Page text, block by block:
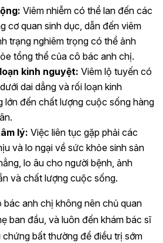
Viêm nhiễm có thể lan đến các
cơ quan sinh dục, dẫn đến viêm
trạng nghiêm trọng có thể ảnh
tổng thể của cô bác anh chị.
kinh nguyệt: Viêm lộ tuyến có
dai dẳng và rối loạn kinh
lớn đến chất lượng cuộc sống hàng
lý: Việc liên tục gặp phải các
và lo ngại về sức khỏe sinh sản
lo âu cho người bệnh, ảnh
và chất lượng cuộc sống.
anh chị không nên chủ quan
ban đầu, và luôn đến khám bác sĩ
chứng bất thường để điều trị sớm